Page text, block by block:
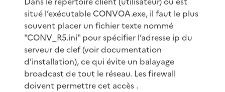
situé l’exécutable CONVOA.exe, il faut le plus
souvent placer un fichier texte nommé
"CONV_R5.ini" pour spécifier l’adresse ip du
serveur de clef (voir documentation
d’installation), ce qui évite un balayage
broadcast de tout le réseau. Les firewall
doivent permettre cet accès .